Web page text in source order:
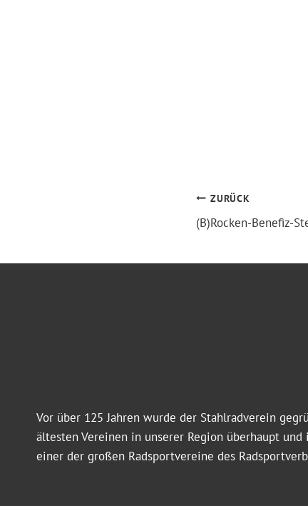
ZURÜCK
(B)Rocken-Benefiz-
Vor über 125 Jahren wurde der Stahlradverein
ältesten Vereinen in unserer Region überhaupt
einer der großen Radsportvereine des